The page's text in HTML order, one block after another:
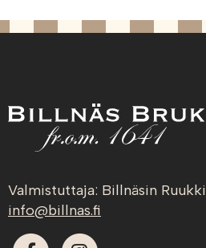
Valmistuttaja: Billnäsin
info@billnas.fi
Facebook